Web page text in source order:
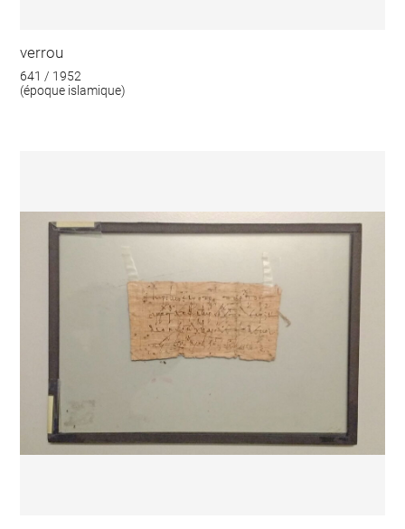
verrou
641 / 1952
(époque islamique)